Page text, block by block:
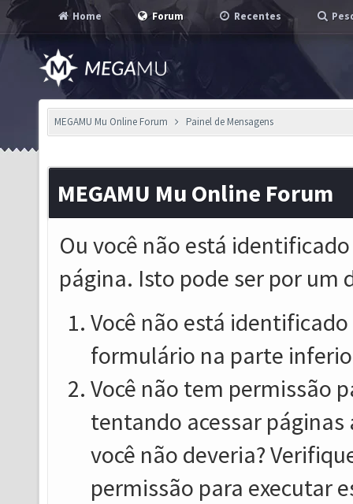
Home Forum Recentes
MEGAMU Mu Online Forum Painel de Mensagens
MEGAMU Mu Online Forum
Ou você não está
página. Isto pode ser por um
Você não está
formulário na parte
Você não tem permissão
tentando acessar
você não deveria?
permissão para executar